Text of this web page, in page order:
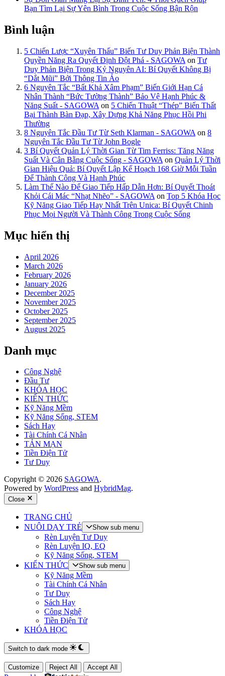
Bạn Tìm Lại Sự Yên Bình Trong Cuộc Sống Bận Rộn
Bình luận
5 Chiến Lược “Xuyên Thấu” Biến Tư Duy Phản Biện Thành
Quyền Năng Ra Quyết Định Đột Phá - SAGOWA on Tư
Duy Phản Biện Trong Kỷ Nguyên AI: Bí Quyết Không Bị
“Dắt Mũi” Bởi Thông Tin Ảo
6 Nguyên Tắc “Bất Khả Xâm Phạm” Biến Giới Hạn Cá
Nhân Thành “Bức Tường Thành” Bảo Vệ Hạnh Phúc &
Năng Suất - SAGOWA on 5 Chiến Thuật “Thép” Biến Thất
Bại Thành Bàn Đạp, Xây Dựng Khả Năng Phục Hồi Phi
Thường
8 Nguyên Tắc Đầu Tư Từ Seth Klarman - SAGOWA on 8
Nguyên Tắc Đầu Tư Từ John Bogle
3 Bí Quyết Quản Lý Thời Gian Từ Tim Ferriss: Tăng Năng
Suất Và Cân Bằng Cuộc Sống - SAGOWA on Quản Lý Thời
Gian Hiệu Quả: Bí Quyết Lập Kế Hoạch 168 Giờ Mỗi Tuần
Để Thành Công Và Hạnh Phúc
Làm Thế Nào Để Giao Tiếp Hấp Dẫn Hơn: Bí Quyết Thoát
Khỏi Cái Mác “Nhạt Nhẽo” - SAGOWA on Top 5 Khóa Học
Kỹ Năng Giao Tiếp Hay Nhất Trên Unica: Bí Quyết Chinh
Phục Mọi Người Và Thành Công Trong Cuộc Sống
Mục hiển thị
April 2026
March 2026
February 2026
January 2026
December 2025
November 2025
October 2025
September 2025
August 2025
Danh mục
Công Nghệ
Đầu Tư
KHÓA HỌC
KIẾN THỨC
Kỹ Năng Mềm
Kỹ Năng Sống, STEM
Sách Hay
Tài Chính Cá Nhân
TẢN MẠN
Tiền Điện Tử
Tư Duy
Copyright © 2026 SAGOWA.
Powered by WordPress and HybridMag.
Close
TRANG CHỦ
NUÔI DẠY TRẺ
Show sub menu
Rèn Luyện Tư Duy
Rèn Luyện IQ, EQ
Kỹ Năng Sống, STEM
KIẾN THỨC
Show sub menu
Kỹ Năng Mềm
Tài Chính Cá Nhân
Tư Duy
Sách Hay
Công Nghệ
Tiền Điện Tử
KHÓA HỌC
Switch to dark mode
Customize Reject All Accept All